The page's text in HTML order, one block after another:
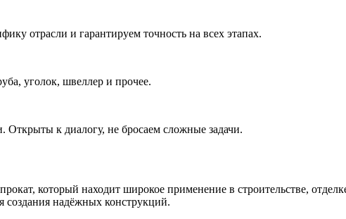
отрасли и гарантируем точность на всех этапах.
уголок, швеллер и прочее.
Открыты к диалогу, не бросаем сложные задачи.
который находит широкое применение в строительстве,
создания надёжных конструкций.